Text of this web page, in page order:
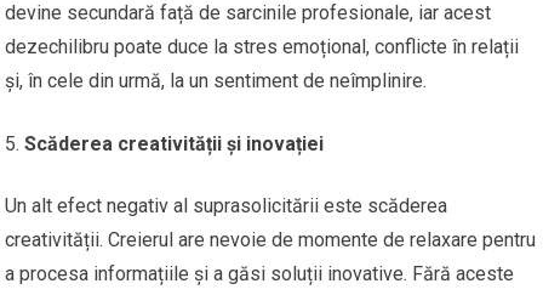
devine secundară față de sarcinile profesionale, iar acest
dezechilibru poate duce la stres emoțional, conflicte în relații
și, în cele din urmă, la un sentiment de neîmplinire.
Scăderea creativității și inovației
Un alt efect negativ al suprasolicitării este scăderea
creativității. Creierul are nevoie de momente de relaxare pentru
a procesa informațiile și a găsi soluții inovative. Fără aceste